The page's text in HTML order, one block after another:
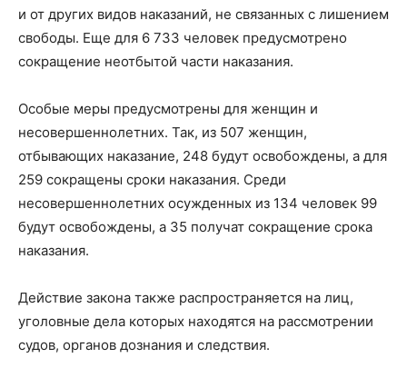
и от других видов наказаний, не связанных с лишением
свободы. Еще для 6 733 человек предусмотрено
сокращение неотбытой части наказания.
Особые меры предусмотрены для женщин и
несовершеннолетних. Так, из 507 женщин,
отбывающих наказание, 248 будут освобождены, а для
259 сокращены сроки наказания. Среди
несовершеннолетних осужденных из 134 человек 99
будут освобождены, а 35 получат сокращение срока
наказания.
Действие закона также распространяется на лиц,
уголовные дела которых находятся на рассмотрении
судов, органов дознания и следствия.